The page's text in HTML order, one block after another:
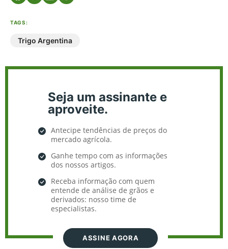
TAGS:
Trigo Argentina
Seja um assinante e
aproveite.
Antecipe tendências de preços do
mercado agrícola.
Ganhe tempo com as informações
dos nossos artigos.
Receba informação com quem
entende de análise de grãos e
derivados: nosso time de
especialistas.
ASSINE AGORA